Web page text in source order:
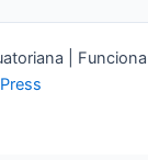
| Funciona